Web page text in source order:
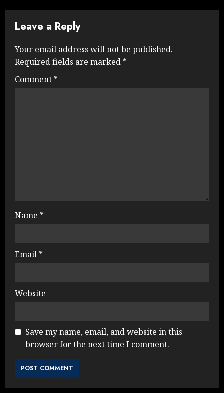
Leave a Reply
Your email address will not be published.
Required fields are marked *
Comment *
Name *
Email *
Website
Save my name, email, and website in this
browser for the next time I comment.